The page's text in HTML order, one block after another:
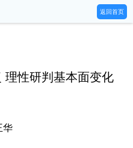
返回首页
理性研判基本面变化
华